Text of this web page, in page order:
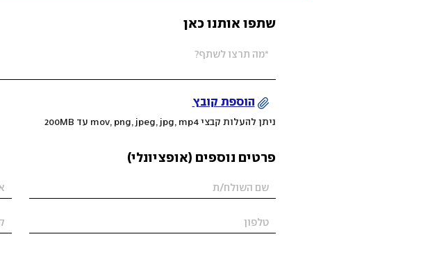
שתפו אותנו כאן
הוספת קובץ
ניתן להעלות קבצי mov, png, jpeg, jpg, mp4 עד 200MB
פרטים נוספים (אופציונלי)